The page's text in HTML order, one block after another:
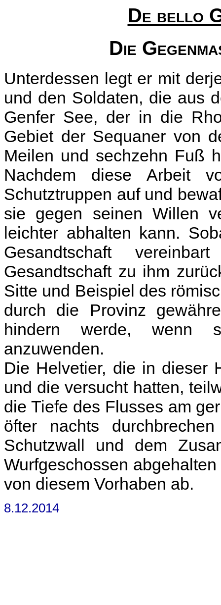
De bello
Die
Unterdessen legt er mit
und den Soldaten, die aus
Genfer See, der in die
Gebiet der Sequaner von
Meilen und sechzehn Fuß
Nachdem diese Arbeit
Schutztruppen auf und
sie gegen seinen Willen
leichter abhalten kann.
Gesandtschaft
Gesandtschaft zu ihm
Sitte und Beispiel des
durch die Provinz
hindern werde, wenn
anzuwenden.
Die Helvetier, die in dieser
und die versucht hatten,
die Tiefe des Flusses am
öfter nachts
Schutzwall und dem
Wurfgeschossen
von diesem Vorhaben ab.
8.12.2014